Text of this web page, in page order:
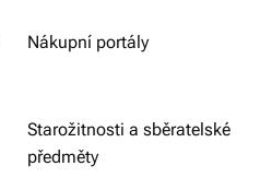
Nákupní portály
Starožitnosti a sběratelské
předměty